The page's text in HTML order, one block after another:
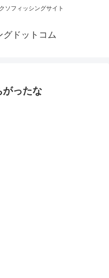
ソフィッシングサイト
グドットコム
がったな